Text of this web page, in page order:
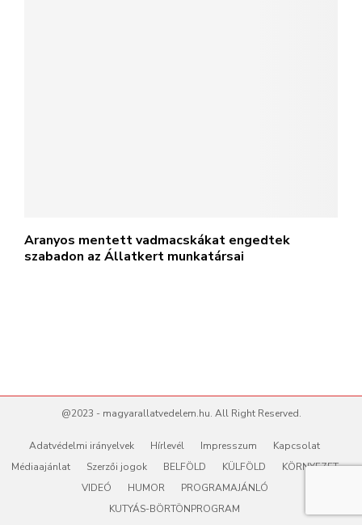
Aranyos mentett vadmacskákat engedtek
szabadon az Állatkert munkatársai
@2023 - magyarallatvedelem.hu. All Right Reserved.
Adatvédelmi irányelvek Hírlevél Impresszum
Kapcsolat
Médiaajánlat
Szerzői jogok BELFÖLD KÜLFÖLD
KÖRNYEZET
VIDEÓ
HUMOR
PROGRAMAJÁNLÓ
KUTYÁS-BÖRTÖNPROGRAM